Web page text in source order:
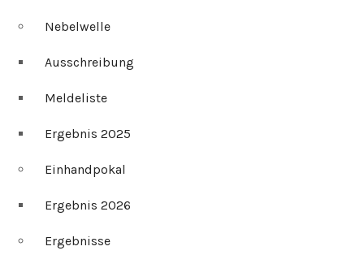
Nebelwelle
Ausschreibung
Meldeliste
Ergebnis 2025
Einhandpokal
Ergebnis 2026
Ergebnisse